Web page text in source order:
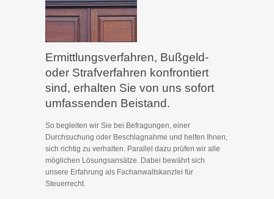
Ermittlungsverfahren, Bußgeld-
oder Strafverfahren konfrontiert
sind, erhalten Sie von uns sofort
umfassenden Beistand.
So begleiten wir Sie bei Befragungen, einer
Durchsuchung oder Beschlagnahme und helfen Ihnen,
sich richtig zu verhalten. Parallel dazu prüfen wir alle
möglichen Lösungsansätze. Dabei bewährt sich
unsere Erfahrung als Fachanwaltskanzlei für
Steuerrecht.